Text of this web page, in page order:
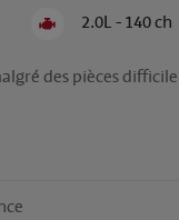
2.0L - 140 ch
des pièces